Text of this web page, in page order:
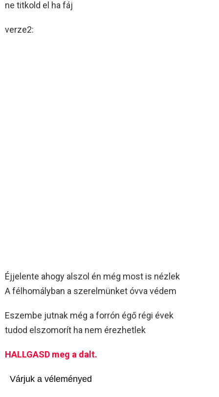
ne titkold el ha fáj
verze2:
Éjjelente ahogy alszol én még most is nézlek
A félhomályban a szerelmünket óvva védem
Eszembe jutnak még a forrón égő régi évek
tudod elszomorít ha nem érezhetlek
HALLGASD meg a dalt.
Várjuk a véleményed